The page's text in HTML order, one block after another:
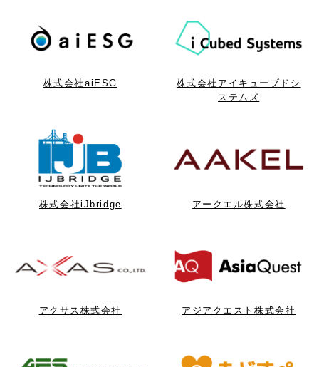
株式会社aiESG
株式会社アイキューブドシ
ステムズ
株式会社iJbridge アークエル株式会社
アクサス株式会社 アジアクエスト株式会社